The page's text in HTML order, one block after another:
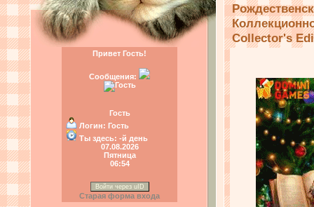
Привет Гость!
Сообщения:
Гость
Логин: Гость
Ты здесь: -й день
07.08.2026
Пятница
06:54
Войти через uID
Старая форма входа
Collector's